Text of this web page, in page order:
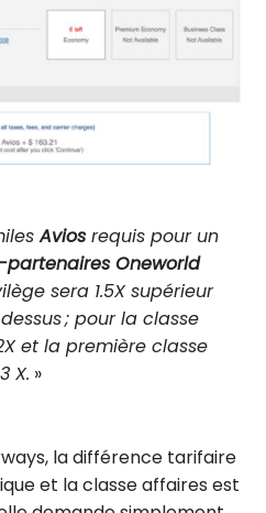
Aviosrequis pour un
Oneworld
sera 1.5X supérieur
; pour la classe
et la première classe
X.
la différence tarifaire
et la classe affaires est